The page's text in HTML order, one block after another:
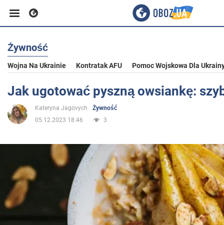
Biznes
Sport
Rozrywka
Polityka
Społeczeństwo
Żywność
Wojna Na Ukrainie Kontratak AFU Pomoc Wojskowa Dla
Jak ugotować pyszną owsiankę:
Kateryna Jagovych
Żywność
05.12.2023 18:46
3